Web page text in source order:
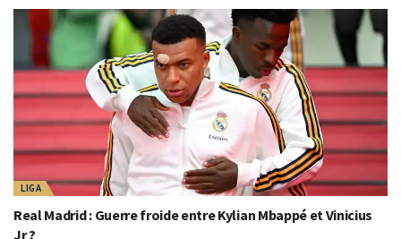
LIGA
Real Madrid : Guerre froide entre Kylian Mbappé et Vinicius
Jr ?